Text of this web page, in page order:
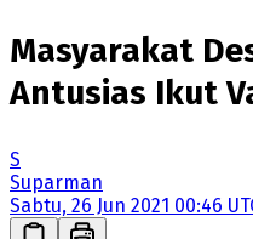
Masyarakat
Antusias Ikut
S
Suparman
Sabtu, 26 Jun 2021 00:46